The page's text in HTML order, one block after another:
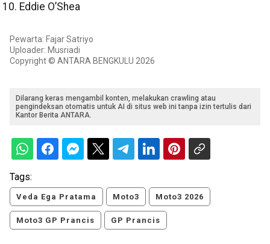
Eddie O’Shea
Pewarta: Fajar Satriyo
Uploader: Musriadi
Copyright © ANTARA BENGKULU 2026
Dilarang keras mengambil konten, melakukan crawling atau
pengindeksan otomatis untuk AI di situs web ini tanpa izin tertulis dari
Kantor Berita ANTARA.
Tags:
Veda Ega Pratama Moto3 Moto3 2026
Moto3 GP Prancis GP Prancis